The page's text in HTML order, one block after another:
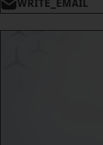
WRITE_EMAIL